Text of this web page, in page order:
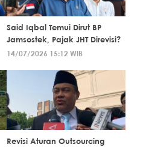
Said Iqbal Temui Dirut BP
Jamsostek, Pajak JHT Direvisi?
14/07/2026 15:12 WIB
Revisi Aturan Outsourcing